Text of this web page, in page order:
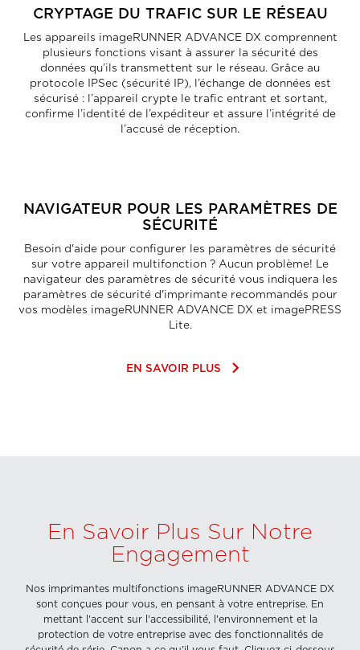
CRYPTAGE DU TRAFIC SUR LE RÉSEAU
Les appareils imageRUNNER ADVANCE DX comprennent
plusieurs fonctions visant à assurer la sécurité des
données qu’ils transmettent sur le réseau. Grâce au
protocole IPSec (sécurité IP), l’échange de données est
sécurisé : l’appareil crypte le trafic entrant et sortant,
confirme l’identité de l’expéditeur et assure l’intégrité de
l’accusé de réception.
NAVIGATEUR POUR LES PARAMÈTRES DE
SÉCURITÉ
Besoin d'aide pour configurer les paramètres de sécurité
sur votre appareil multifonction ? Aucun problème! Le
navigateur des paramètres de sécurité vous indiquera les
paramètres de sécurité d'imprimante recommandés pour
vos modèles imageRUNNER ADVANCE DX et imagePRESS
Lite.
EN SAVOIR PLUS keyboard_arrow_right
En Savoir Plus Sur Notre
Engagement
Nos imprimantes multifonctions imageRUNNER ADVANCE DX
sont conçues pour vous, en pensant à votre entreprise. En
mettant l'accent sur l'accessibilité, l'environnement et la
protection de votre entreprise avec des fonctionnalités de